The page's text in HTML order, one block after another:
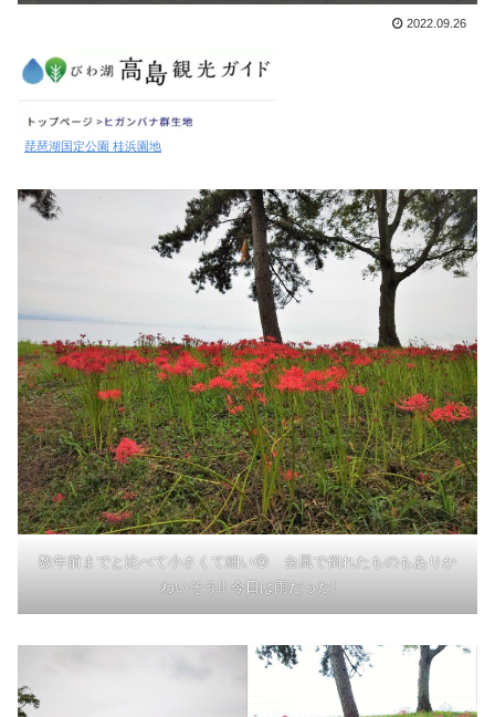
2022.09.26
琵琶湖国定公園 桂浜園地
数年前までと比べて小さくて細い😢 台風で倒れたものもありか
わいそう!! 今日は雨だった!